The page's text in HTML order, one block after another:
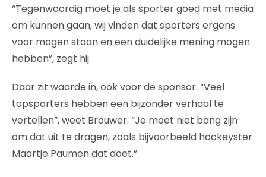
“Tegenwoordig moet je als sporter goed met media
om kunnen gaan, wij vinden dat sporters ergens
voor mogen staan en een duidelijke mening mogen
hebben”, zegt hij.
Daar zit waarde in, ook voor de sponsor. “Veel
topsporters hebben een bijzonder verhaal te
vertellen”, weet Brouwer. “Je moet niet bang zijn
om dat uit te dragen, zoals bijvoorbeeld hockeyster
Maartje Paumen dat doet.”